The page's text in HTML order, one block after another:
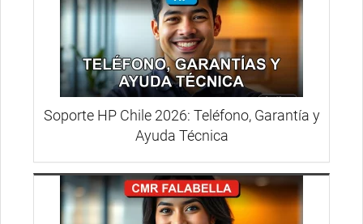
Soporte HP Chile 2026: Teléfono, Garantía y
Ayuda Técnica